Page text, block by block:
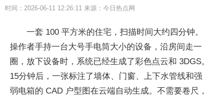
时间：2026-06-11 12:26:11 来源：今日热点网
一套 100 平方米的住宅，扫描时间大约四分钟。
操作者手持一台大号手电筒大小的设备，沿房间走一
圈，放下设备时，系统已经生成了彩色点云和 3DGS。
15分钟后，一张标注了墙体、门窗、上下水管线和强
弱电箱的 CAD 户型图在云端自动生成。不需要卷尺，